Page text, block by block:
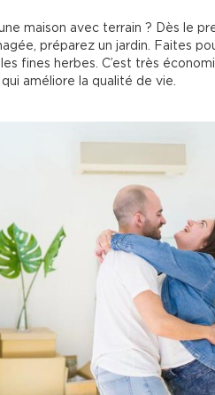
maison avec terrain ? Dès le
préparez un jardin. Faites
fines herbes. C’est très
améliore la qualité de vie.